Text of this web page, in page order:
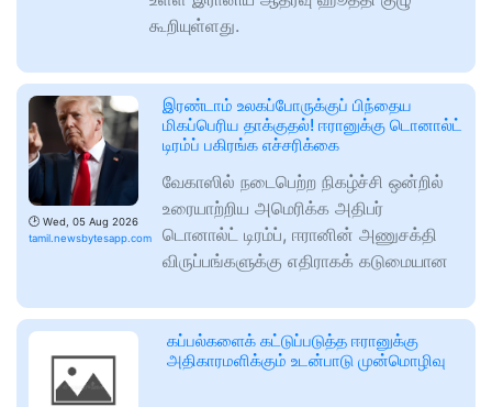
கூறியுள்ளது.
🕑 Wed, 05 Aug 2026
tamil.newsbytesapp.com
இரண்டாம் உலகப்போருக்குப் பிந்தைய
மிகப்பெரிய தாக்குதல்! ஈரானுக்கு டொனால்ட்
டிரம்ப் பகிரங்க எச்சரிக்கை
வேகாஸில் நடைபெற்ற நிகழ்ச்சி ஒன்றில்
உரையாற்றிய அமெரிக்க அதிபர்
டொனால்ட் டிரம்ப், ஈரானின் அணுசக்தி
விருப்பங்களுக்கு எதிராகக் கடுமையான
கப்பல்களைக் கட்டுப்படுத்த ஈரானுக்கு
அதிகாரமளிக்கும் உடன்பாடு முன்மொழிவு